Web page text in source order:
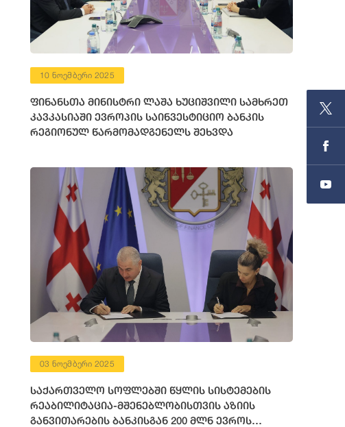
10 ნოემბერი 2025
ფინანსთა მინისტრი ლაშა ხუციშვილი სამხრეთ
კავკასიაში ევროპის საინვესტიციო ბანკის
რეგიონულ წარმომადგენელს შეხვდა
03 ნოემბერი 2025
საქართველო სოფლებში წყლის სისტემების
რეაბილიტაცია-მშენებლობისთვის აზიის
განვითარების ბანკისგან 200 მლნ ევროს